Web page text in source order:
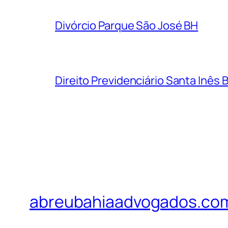
Divórcio Parque São José BH
Direito Previdenciário Santa Inês